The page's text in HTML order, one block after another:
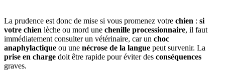
La prudence est donc de mise si vous promenez votre chien : si
votre chien lèche ou mord une chenille processionnaire, il faut
immédiatement consulter un vétérinaire, car un choc
anaphylactique ou une nécrose de la langue peut survenir. La
prise en charge doit être rapide pour éviter des conséquences
graves.